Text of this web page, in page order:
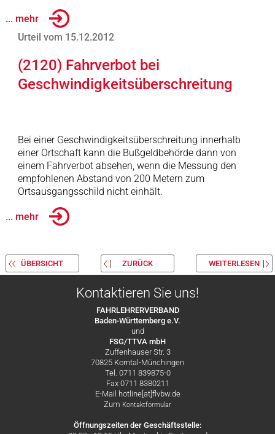
... mehr
Urteil vom 15.12.2012
(2120) Fahrverbot bei
Geschwindigkeitsüberschreitung
Bei einer Geschwindigkeitsüberschreitung innerhalb
einer Ortschaft kann die Bußgeldbehörde dann von
einem Fahrverbot absehen, wenn die Messung den
empfohlenen Abstand von 200 Metern zum
Ortsausgangsschild nicht einhält.
... mehr
ÜBERSICHT ZURÜCK WEITERLESEN
Kontaktieren Sie uns!
FAHRLEHRERVERBAND
Baden-Württemberg e.V.
und
FSG/TTVA mbH
Zuffenhauser Str. 3
70825 Korntal-Münchingen
Tel. 0711 839875-0
Fax 0711 8380211
E-Mail hotline[at]flvbw.de
Zum Kontaktformular
Öffnungszeiten der Geschäftsstelle: